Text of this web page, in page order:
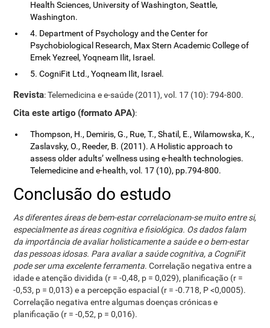
Health Sciences, University of Washington, Seattle,
Washington.
4. Department of Psychology and the Center for
Psychobiological Research, Max Stern Academic College of
Emek Yezreel, Yoqneam Ilit, Israel.
5. CogniFit Ltd., Yoqneam Ilit, Israel.
Revista: Telemedicina e e-saúde (2011), vol. 17 (10): 794-800.
Cita este artigo (formato APA):
Thompson, H., Demiris, G., Rue, T., Shatil, E., Wilamowska, K.,
Zaslavsky, O., Reeder, B. (2011). A Holistic approach to
assess older adults’ wellness using e-health technologies.
Telemedicine and e-health, vol. 17 (10), pp.794-800.
Conclusão do estudo
As diferentes áreas de bem-estar correlacionam-se muito entre si,
especialmente as áreas cognitiva e fisiológica. Os dados falam
da importância de avaliar holisticamente a saúde e o bem-estar
das pessoas idosas. Para avaliar a saúde cognitiva, a CogniFit
pode ser uma excelente ferramenta. Correlação negativa entre a
idade e atenção dividida (r = -0,48, p = 0,029), planificação (r =
-0,53, p = 0,013) e a percepção espacial (r = -0.718, P <0,0005).
Correlação negativa entre algumas doenças crónicas e
planificação (r = -0,52, p = 0,016).